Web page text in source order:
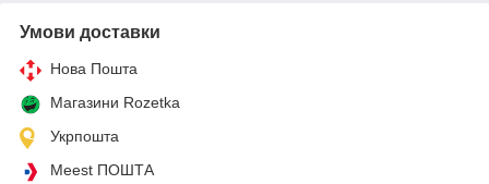
Умови доставки
Нова Пошта
Магазини Rozetka
Укрпошта
Meest ПОШТА